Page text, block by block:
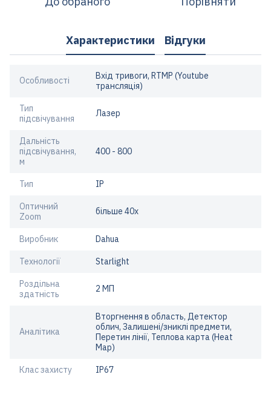
Характеристики Відгуки
Особливості
Вхід тривоги, RTMP (Youtube
трансляція)
Тип
підсвічування
Лазер
Дальність
підсвічування,
м
400 - 800
Тип IP
Оптичний
Zoom
більше 40x
Виробник Dahua
Технології Starlight
Роздільна
здатність
2 МП
Аналітика
Вторгнення в область, Детектор
облич, Залишені/зниклі предмети,
Перетин лінії, Теплова карта (Heat
Map)
Клас захисту IP67